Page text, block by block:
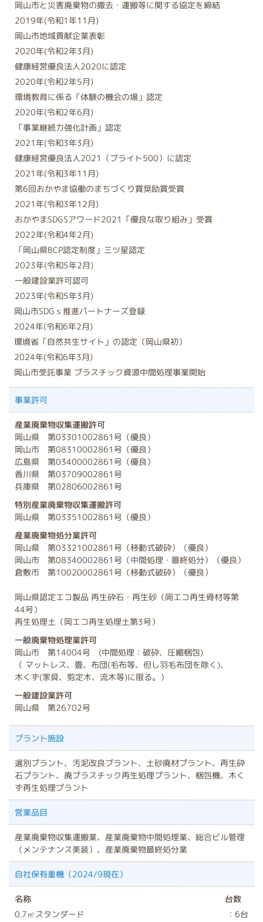
岡山市と災害廃棄物の撤去・運搬等に関する協定を締結
2019年(令和1年11月)
岡山市地域貢献企業表彰
2020年(令和2年3月)
健康経営優良法人2020に認定
2020年(令和2年5月)
環境教育に係る「体験の機会の場」認定
2020年(令和2年6月)
「事業継続力強化計画」認定
2021年(令和3年3月)
健康経営優良法人2021（ブライト500）に認定
2021年(令和3年11月)
第6回おかやま協働のまちづくり賞奨励賞受賞
2021年(令和3年12月)
おかやまSDGSアワード2021「優良な取り組み」受賞
2022年(令和4年2月)
「岡山県BCP認定制度」三ツ星認定
2023年(令和5年2月)
一般建設業許可認可
2023年(令和5年3月)
岡山市SDGｓ推進パートナーズ登録
2024年(令和6年2月)
環境省「自然共生サイト」の認定（岡山県初）
2024年(令和6年3月)
岡山市受託事業 プラスチック資源中間処理事業開始
事業許可
産業廃棄物収集運搬許可
岡山県 第03301002861号（優良）
岡山市 第08310002861号（優良）
広島県 第03400002861号（優良）
香川県 第03709002861号
兵庫県 第02806002861号
特別産業廃棄物収集運搬許可
岡山県 第03351002861号（優良）
産業廃棄物処分業許可
岡山県 第03321002861号（移動式破砕）（優良）
岡山市 第08340002861号（中間処理・最終処分）（優良）
倉敷市 第10020002861号（移動式破砕）（優良）
岡山県認定エコ製品 再生砕石・再生砂（岡エコ再生骨材等第
44号）
再生処理土（岡エコ再生処理土第3号）
一般廃棄物処理業許可
岡山市 第14004号 (中間処理：破砕、圧縮梱包)
（ マットレス、畳、布団(毛布等、但し羽毛布団を除く)、
木くず(家具、剪定木、流木等)に限る。）
一般建設業許可
岡山県 第26702号
プラント施設
選別プラント、汚泥改良プラント、土砂廃材プラント、再生砕
石プラント、廃プラスチック再生処理プラント、梱包機、木く
ず再生処理プラント
営業品目
産業廃棄物収集運搬業、産業廃棄物中間処理業、総合ビル管理
（メンテナンス美装）、産業廃棄物最終処分業
自社保有重機（2024/9現在）
名称 台数
0.7㎥スタンダード ：6台